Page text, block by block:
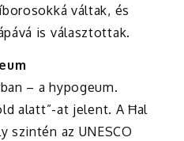
váltak, és
is választottak.
– a hypogeum.
alatt”-at jelent. A Ħal
szintén az UNESCO